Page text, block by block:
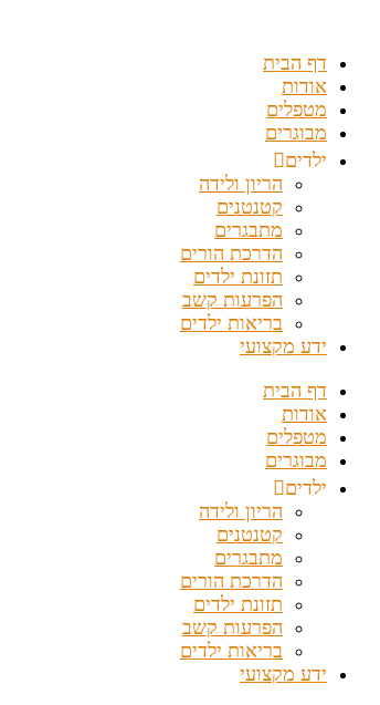
דף הבית
אודות
מטפלים
מבוגרים
ילדים
הריון ולידה
קטנטנים
מתבגרים
הדרכת הורים
תזונת ילדים
הפרעות קשב
בריאות ילדים
ידע מקצועי
דף הבית
אודות
מטפלים
מבוגרים
ילדים
הריון ולידה
קטנטנים
מתבגרים
הדרכת הורים
תזונת ילדים
הפרעות קשב
בריאות ילדים
ידע מקצועי